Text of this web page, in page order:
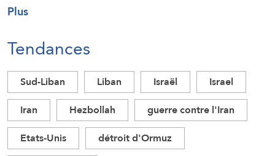
Plus
Tendances
Sud-Liban Liban Israël
Israel
Iran
Hezbollah
guerre contre l'Iran
Etats-Unis
détroit d'Ormuz